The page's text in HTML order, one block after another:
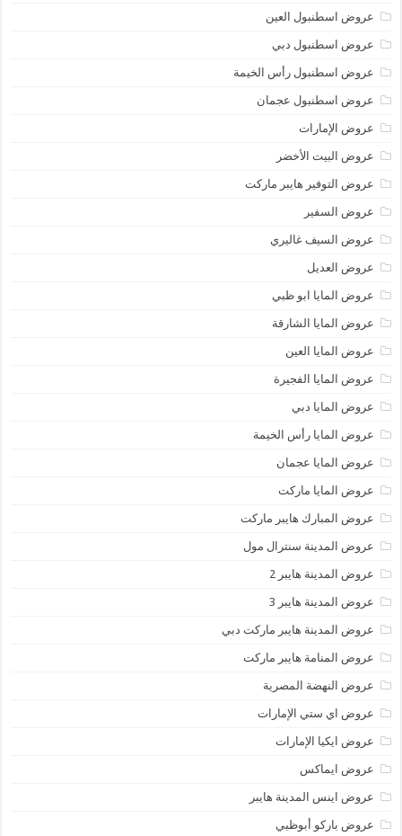
عروض اسطنبول العين
عروض اسطنبول دبي
عروض اسطنبول رأس الخيمة
عروض اسطنبول عجمان
عروض الإمارات
عروض البيت الأخضر
عروض التوفير هايبر ماركت
عروض السفير
عروض السيف غاليري
عروض العديل
عروض المايا ابو ظبي
عروض المايا الشارقة
عروض المايا العين
عروض المايا الفجيرة
عروض المايا دبي
عروض المايا رأس الخيمة
عروض المايا عجمان
عروض المايا ماركت
عروض المبارك هايبر ماركت
عروض المدينة سنترال مول
عروض المدينة هايبر 2
عروض المدينة هايبر 3
عروض المدينة هايبر ماركت دبي
عروض المنامة هايبر ماركت
عروض النهضة المصرية
عروض اي ستي الإمارات
عروض ايكيا الإمارات
عروض ايماكس
عروض اينس المدينة هايبر
عروض باركو أبوظبي